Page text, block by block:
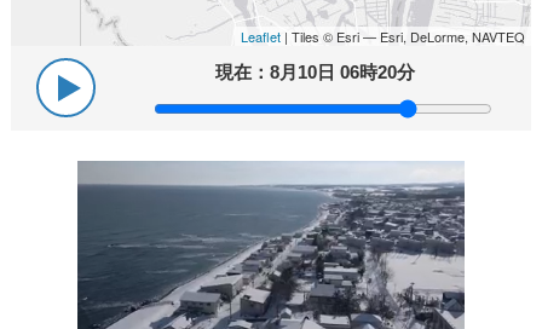
Leaflet | Tiles © Esri — Esri, DeLorme, NAVTEQ
現在：8月10日 06時20分